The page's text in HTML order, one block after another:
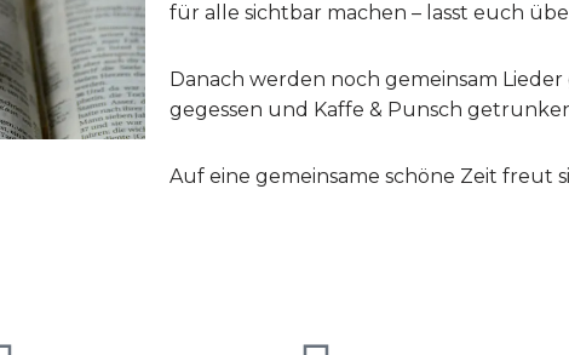
für alle sichtbar machen – lasst euch
Danach werden noch gemeinsam Lieder
gegessen und Kaffe & Punsch
Auf eine gemeinsame schöne Zeit freut